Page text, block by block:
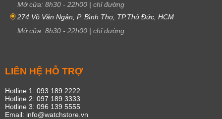
Mở cửa: 8h30 - 22h00 | chỉ đường
274 Võ Văn Ngân, P. Bình Thọ, TP.Thủ Đức, HCM
Mở cửa: 8h30 - 22h00 | chỉ đường
LIÊN HỆ HỖ TRỢ
Hotline 1: 093 189 2222
Hotline 2: 097 189 3333
Hotline 3: 096 139 5555
Email: info@watchstore.vn